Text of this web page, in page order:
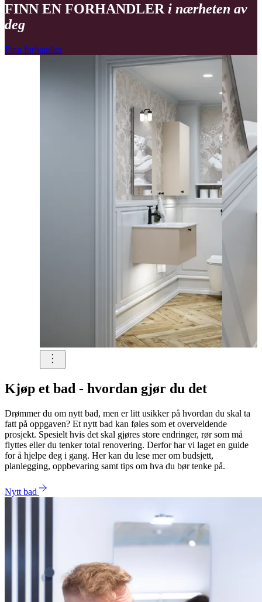
FINN EN FORHANDLERi nærheten av
deg
Finn forhandler
Kjøp et bad - hvordan gjør du det
Drømmer du om nytt bad, men er litt usikker på hvordan du skal ta
fatt på oppgaven? Et nytt bad kan føles som et overveldende
prosjekt. Spesielt hvis det skal gjøres store endringer, rør som må
flyttes eller du tenker total renovering. Derfor har vi laget en guide
for å hjelpe deg i gang. Her kan du lese mer om budsjett,
planlegging, oppbevaring samt tips om hva du bør tenke på.
Nytt bad